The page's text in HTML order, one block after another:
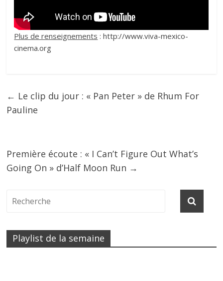
Plus de renseignements :http://www.viva-mexico-
cinema.org
← Le clip du jour : « Pan Peter » de Rhum For
Pauline
Première écoute : « I Can’t Figure Out What’s
Going On » d’Half Moon Run →
Playlist de la semaine